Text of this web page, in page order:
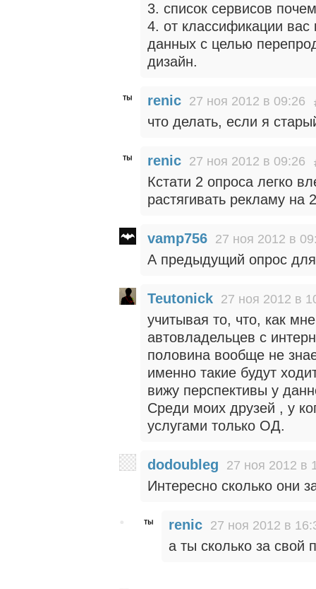
3. список сервисов
4. от классификации вас
данных с целью
дизайн.
renic 27 ноя 2012 в 09:26
что делать, если я
renic 27 ноя 2012 в 09:26
Кстати 2 опроса легко
растягивать рекламу на
vamp756 27 ноя 2012 в
А предыдущий опрос
Teutonick 27 ноя 2012 в
учитывая то, что, как
автовладельцев с
половина вообще не
именно такие будут
вижу перспективы у
Среди моих друзей , у
услугами только ОД.
dodoubleg 27 ноя 2012 в
Интересно сколько они
renic 27 ноя 2012 в
а ты сколько за свой